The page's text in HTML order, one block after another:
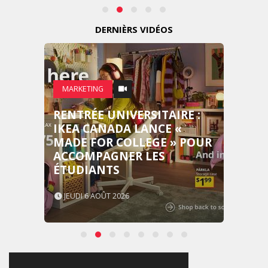
DERNIÈRS VIDÉOS
MARKETING
RENTRÉE UNIVERSITAIRE :
IKEA CANADA LANCE «
MADE FOR COLLEGE » POUR
ACCOMPAGNER LES
ÉTUDIANTS
JEUDI 6 AOÛT 2026